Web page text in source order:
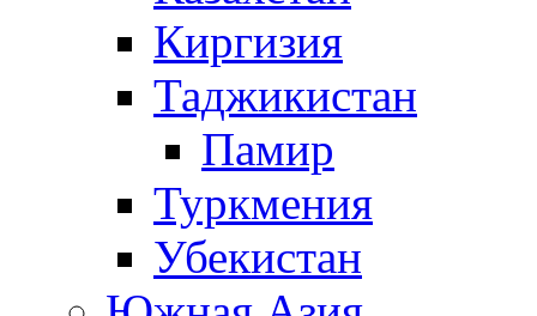
Киргизия
Таджикистан
Памир
Туркмения
Убекистан